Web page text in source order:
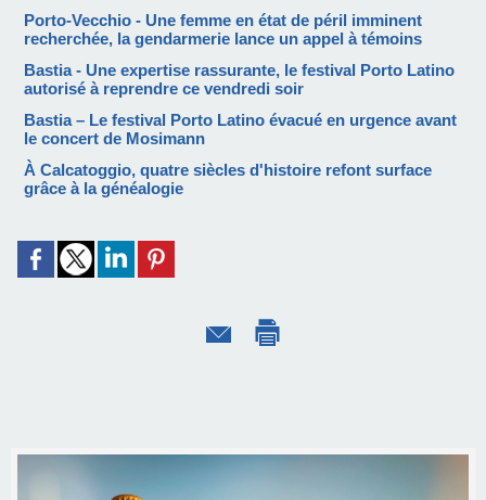
Porto-Vecchio - Une femme en état de péril imminent
recherchée, la gendarmerie lance un appel à témoins
Bastia - Une expertise rassurante, le festival Porto Latino
autorisé à reprendre ce vendredi soir
Bastia – Le festival Porto Latino évacué en urgence avant
le concert de Mosimann
À Calcatoggio, quatre siècles d'histoire refont surface
grâce à la généalogie